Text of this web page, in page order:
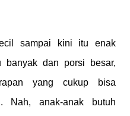
sampai kini itu enak
banyak dan porsi besar,
yang cukup bisa
Nah, anak-anak butuh